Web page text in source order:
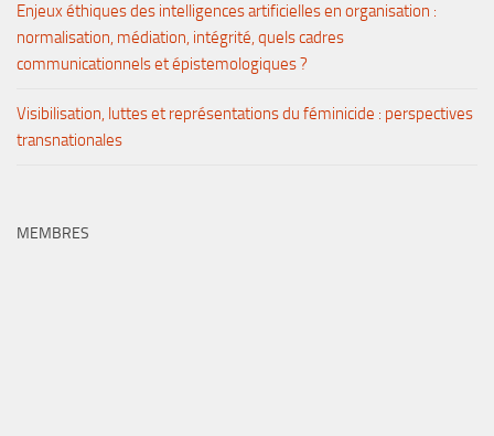
Enjeux éthiques des intelligences artificielles en organisation :
normalisation, médiation, intégrité, quels cadres
communicationnels et épistemologiques ?
Visibilisation, luttes et représentations du féminicide : perspectives
transnationales
MEMBRES